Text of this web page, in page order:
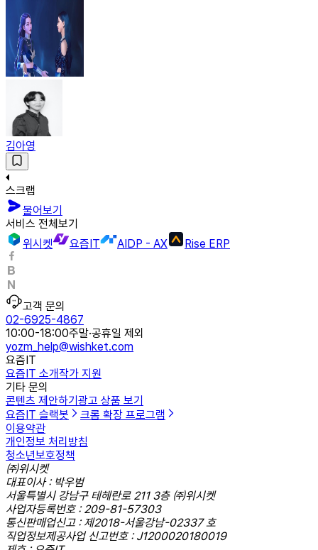
김아영
스크랩
물어보기
서비스 전체보기
위시켓
요즘IT AIDP - AX Rise ERP
고객 문의
02-6925-4867
10:00-18:00주말·공휴일 제외
yozm_help@wishket.com
요즘IT
요즘IT 소개작가 지원
기타 문의
콘텐츠 제안하기 광고 상품 보기
요즘IT 슬랙봇
크롬 확장 프로그램
이용약관
개인정보 처리방침
청소년보호정책
㈜위시켓
대표이사 : 박우범
서울특별시 강남구 테헤란로 211 3층 ㈜위시켓
사업자등록번호 : 209-81-57303
통신판매업신고 : 제2018-서울강남-02337 호
직업정보제공사업 신고번호 : J1200020180019